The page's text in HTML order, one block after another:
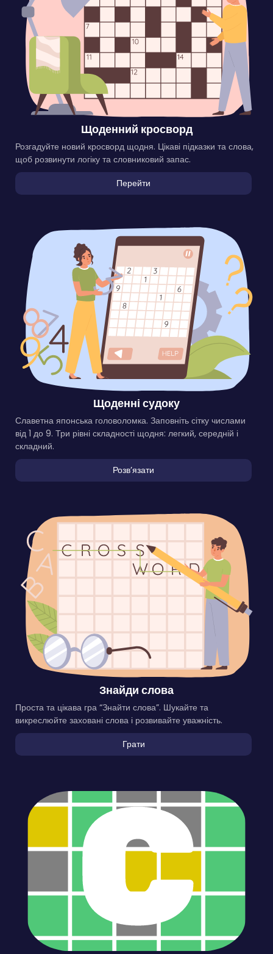
Щоденний кросворд
Розгадуйте новий кросворд щодня. Цікаві підказки та слова,
щоб розвинути логіку та словниковий запас.
Перейти
Щоденні судоку
Славетна японська головоломка. Заповніть сітку числами
від 1 до 9. Три рівні складності щодня: легкий, середній і
складний.
Розвʼязати
Знайди слова
Проста та цікава гра “Знайти слова”. Шукайте та
викреслюйте заховані слова і розвивайте уважність.
Грати